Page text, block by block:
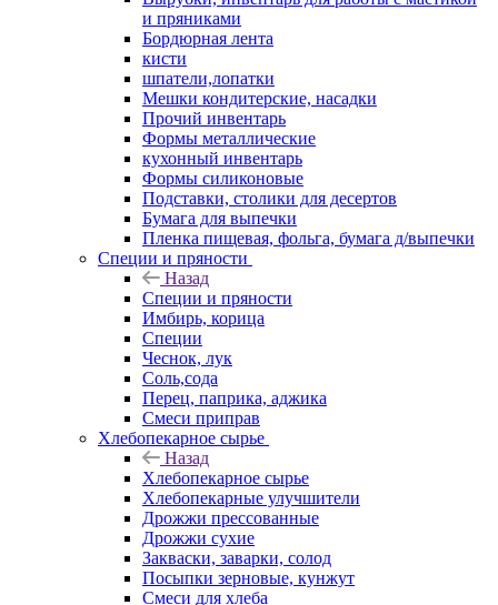
и пряниками
Бордюрная лента
кисти
шпатели,лопатки
Мешки кондитерские, насадки
Прочий инвентарь
Формы металлические
кухонный инвентарь
Формы силиконовые
Подставки, столики для десертов
Бумага для выпечки
Пленка пищевая, фольга, бумага д/выпечки
Специи и пряности
Назад
Специи и пряности
Имбирь, корица
Специи
Чеснок, лук
Соль,сода
Перец, паприка, аджика
Смеси приправ
Хлебопекарное сырье
Назад
Хлебопекарное сырье
Хлебопекарные улучшители
Дрожжи прессованные
Дрожжи сухие
Закваски, заварки, солод
Посыпки зерновые, кунжут
Смеси для хлеба